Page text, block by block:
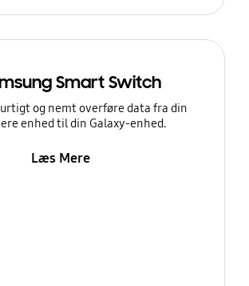
Smart Switch
og nemt overføre data fra din
enhed til din Galaxy-enhed.
Læs Mere